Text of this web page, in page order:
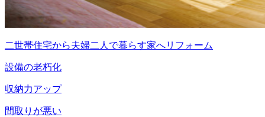
二世帯住宅から夫婦二人で暮らす家へリフォーム
設備の老朽化
収納力アップ
間取りが悪い